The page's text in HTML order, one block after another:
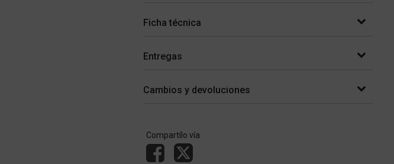
Ficha técnica
Entregas
Cambios y devoluciones
Compartílo vía